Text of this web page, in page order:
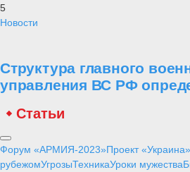
5
Новости
Структура главного
управления ВС РФ
Статьи
Форум «АРМИЯ-2023»Проект «Украина»
рубежомУгрозыТехникаУроки мужества